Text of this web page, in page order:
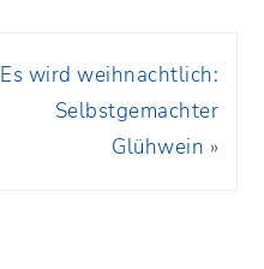
Es wird weihnachtlich:
Selbstgemachter
Glühwein »